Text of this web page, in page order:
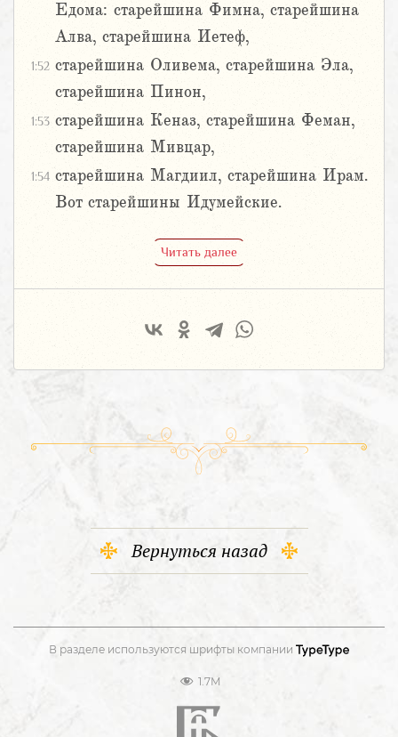
Едома: старейшина Фимна, старейшина
Алва, старейшина Иетеф,
1:52 старейшина Оливема, старейшина Эла,
старейшина Пинон,
1:53 старейшина Кеназ, старейшина Феман,
старейшина Мивцар,
1:54 старейшина Магдиил, старейшина Ирам.
Вот старейшины Идумейские.
Читать далее
Вернуться назад
В разделе используются шрифты компании
1.7M